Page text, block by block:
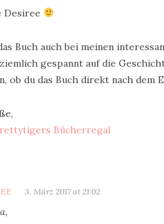
Desiree
Buch auch bei meinen
gespannt auf die
ob du das Buch direkt nach dem
Bücherregal
3. März 2017 at 21:02